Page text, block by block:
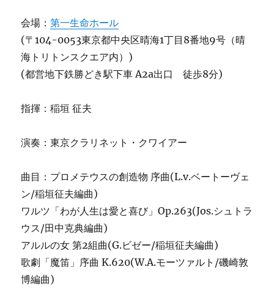
会場：第一生命ホール
(〒104-0053東京都中央区晴海1丁目8番地9号（晴
海トリトンスクエア内）)
(都営地下鉄勝どき駅下車 A2a出口 徒歩8分)
指揮：稲垣 征夫
演奏：東京クラリネット・クワイアー
曲目：プロメテウスの創造物 序曲(L.v.ベートーヴェ
ン/稲垣征夫編曲)
ワルツ「わが人生は愛と喜び」Op.263(Jos.シュトラ
ウス/田中克典編曲)
アルルの女 第2組曲(G.ビゼー/稲垣征夫編曲)
歌劇「魔笛」序曲 K.620(W.A.モーツァルト/磯崎敦
博編曲)